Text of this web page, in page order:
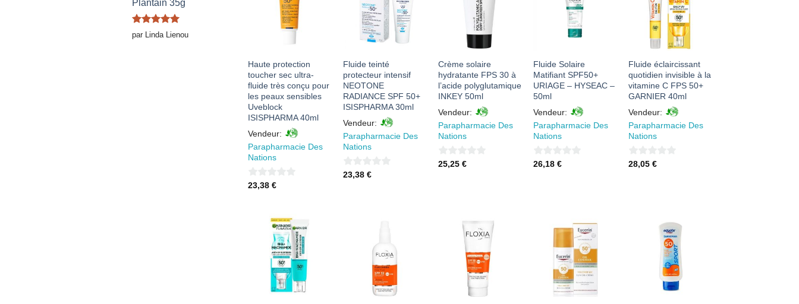
Plantain 35g
Note5sur
5
par Linda Lienou
AJOUTER
À MES
FAVORIS
Haute protection
toucher sec ultra-
fluide très conçu pour
les peaux sensibles
Uveblock
ISISPHARMA 40ml
Vendeur:
Parapharmacie Des
Nations
0
23,38 €
AJOUTER
À MES
FAVORIS
Fluide teinté
protecteur intensif
NEOTONE
RADIANCE SPF 50+
ISISPHARMA 30ml
Vendeur:
Parapharmacie Des
Nations
0
23,38 €
AJOUTER
À MES
FAVORIS
Crème solaire
hydratante FPS 30 à
l’acide polyglutamique
INKEY 50ml
Vendeur:
Parapharmacie Des
Nations
0
25,25 €
AJOUTER
À MES
FAVORIS
Fluide Solaire
Matifiant SPF50+
URIAGE – HYSEAC –
50ml
Vendeur:
Parapharmacie Des
Nations
0
26,18 €
AJOUTER
À MES
FAVORIS
Fluide éclaircissant
quotidien invisible à la
vitamine C FPS 50+
GARNIER 40ml
Vendeur:
Parapharmacie Des
Nations
0
28,05 €
AJOUTER
À MES
FAVORIS
AJOUTER
À MES
FAVORIS
À MES
FAVORIS
AJOUTER
À MES
FAVORIS
AJOUTER
À MES
FAVORIS